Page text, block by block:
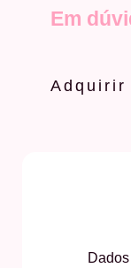
Em
Adquirir